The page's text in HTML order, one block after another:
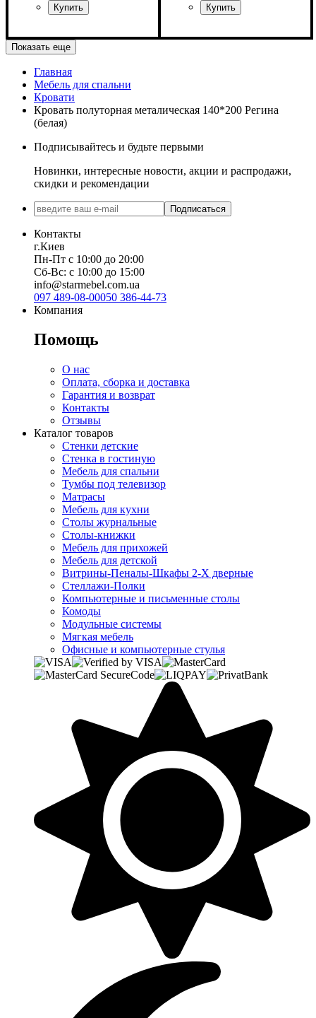
Ширина: 146 см
Высота: 86 см
Глубина: 232 см
Ширина: 146 см
Показать еще
Главная
Мебель для спальни
Кровати
Кровать полуторная металическая 140*200 Регина
(белая)
Подписывайтесь и будьте первыми
Новинки, интересные новости, акции и распродажи,
скидки и рекомендации
Подписаться
Контакты
г.Киев
Пн-Пт с 10:00 до 20:00
Сб-Вс: с 10:00 до 15:00
info@starmebel.com.ua
097 489-08-00050 386-44-73
Компания
Помощь
О нас
Оплата, сборка и доставка
Гарантия и возврат
Контакты
Отзывы
Каталог товаров
Стенки детские
Стенка в гостиную
Мебель для спальни
Тумбы под телевизор
Матрасы
Мебель для кухни
Столы журнальные
Столы-книжки
Мебель для прихожей
Мебель для детской
Витрины-Пеналы-Шкафы 2-Х дверные
Стеллажи-Полки
Компьютерные и письменные столы
Комоды
Модульные системы
Мягкая мебель
Офисные и компьютерные стулья